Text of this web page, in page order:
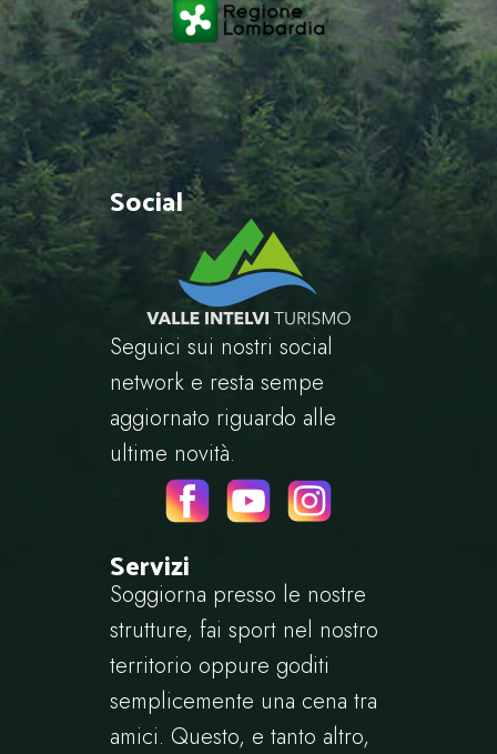
Social
Seguici sui nostri social
network e resta sempe
aggiornato riguardo alle
ultime novità.
Servizi
Soggiorna presso le nostre
strutture, fai sport nel nostro
territorio oppure goditi
semplicemente una cena tra
amici. Questo, e tanto altro,